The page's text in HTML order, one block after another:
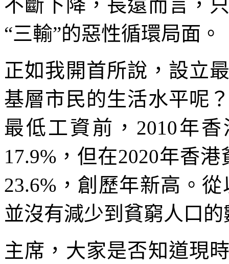
不斷下降，長遠而言，
“三輸”的惡性循環局面。
正如我開首所說，設立
基層市民的生活水平呢
最低工資前，2010年
17.9%，但在2020年香
23.6%，創歷年新高。
並沒有減少到貧窮人口
主席，大家是否知道現